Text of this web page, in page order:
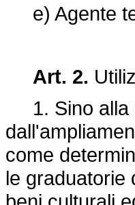
e) Agente
Art. 2.
1. Sino alla
come
le graduatorie